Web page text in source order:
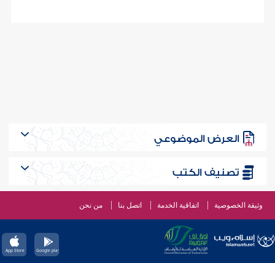
العرض الموضوعي
تصنيف الكتب
وثيقة الخصوصية اتفاقية الخدمة اتصل بنا من نحن